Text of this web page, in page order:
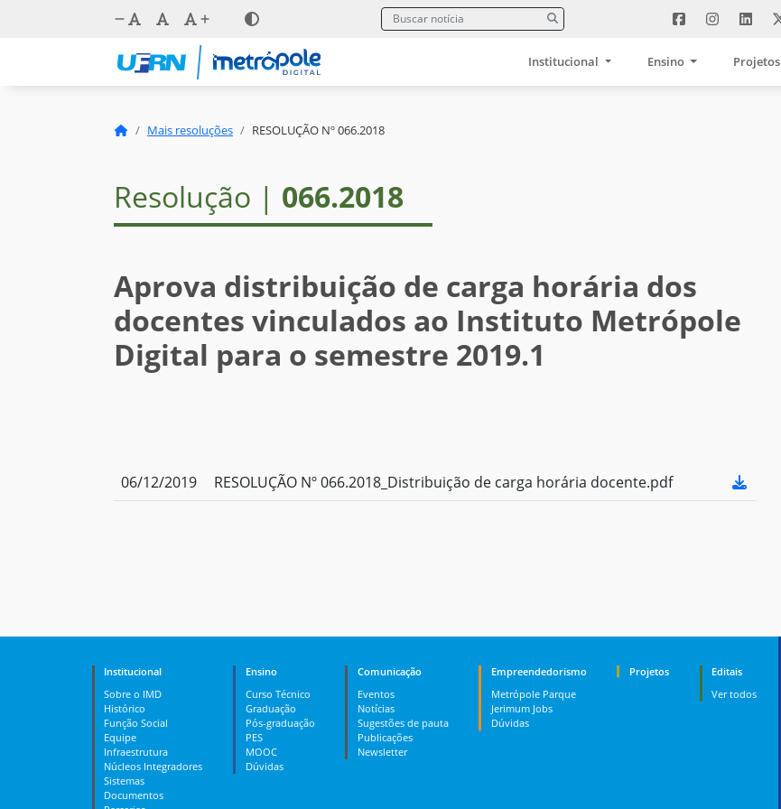
Institucional Ensino Projetos
Mais resoluções RESOLUÇÃO Nº 066.2018
Resolução | 066.2018
Aprova distribuição de carga horária dos
docentes vinculados ao Instituto Metrópole
Digital para o semestre 2019.1
06/12/2019 RESOLUÇÃO Nº 066.2018_Distribuição de carga horária docente.pdf
Institucional
Sobre o IMD
Histórico
Função Social
Equipe
Infraestrutura
Núcleos Integradores
Sistemas
Documentos
Ensino
Curso Técnico
Graduação
Pós-graduação
PES
MOOC
Dúvidas
Comunicação
Eventos
Notícias
Sugestões de pauta
Publicações
Newsletter
Empreendedorismo
Metrópole Parque
Jerimum Jobs
Dúvidas
Projetos
Editais
Ver todos